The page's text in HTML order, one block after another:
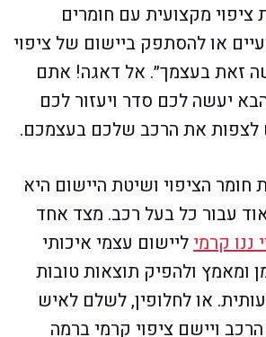
מקצועית עם חומרים
או להסתפק ביישום של ציפוי
זאת בעצמך״. אל דאגה! אתם
יעשה לכם סדר ויעזור לכם
את הרכב שלכם בעצמכם.
חומר הציפוי ושיטת היישום היא
עבור כל בעל רכב. מצד אחד
ננו קרמיליישום עצמי איכותי
ומאמץ ולהפיק תוצאות טובות
או לחלופין, לשלם לאיש
ויישם ציפוי קרמי ברמה